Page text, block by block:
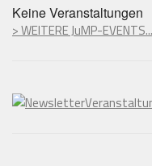
Keine Veranstaltungen
> WEITERE JuMP-EVENTS...